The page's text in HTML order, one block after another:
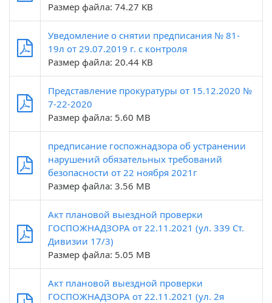
Размер файла: 74.27 KB
Уведомление о снятии предписания № 81-
19л от 29.07.2019 г. с контроля
Размер файла: 20.44 KB
Представление прокуратуры от 15.12.2020 №
7-22-2020
Размер файла: 5.60 MB
предписание госпожнадзора об устранении
нарушений обязательных требований
безопасности от 22 ноября 2021г
Размер файла: 3.56 MB
Акт плановой выездной проверки
ГОСПОЖНАДЗОРА от 22.11.2021 (ул. 339 Ст.
Дивизии 17/3)
Размер файла: 5.05 MB
Акт плановой выездной проверки
ГОСПОЖНАДЗОРА от 22.11.2021 (ул. 2я